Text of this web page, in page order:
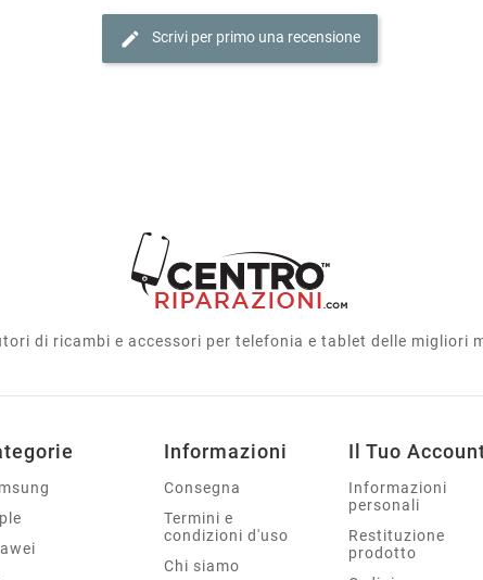
edit Scrivi per primo una recensione
di ricambi e accessori per telefonia e tablet delle migliori
Informazioni
Consegna
Termini e
condizioni d'uso
Chi siamo
Il Tuo
Informazioni
personali
Restituzione
prodotto